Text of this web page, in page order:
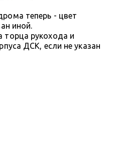
теперь - цвет
иной.
торца рукохода и
ДСК, если не указан